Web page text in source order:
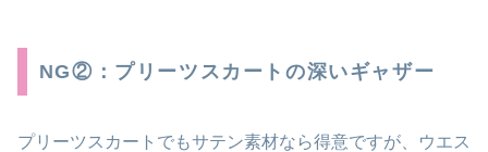
NG②：プリーツスカートの深いギャザー
プリーツスカートでもサテン素材なら得意ですが、ウエス